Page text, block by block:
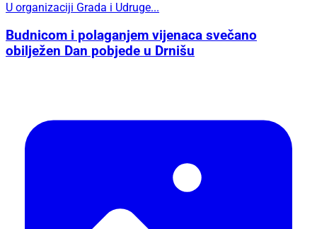
U organizaciji Grada i Udruge...
Budnicom i polaganjem vijenaca svečano
obilježen Dan pobjede u Drnišu